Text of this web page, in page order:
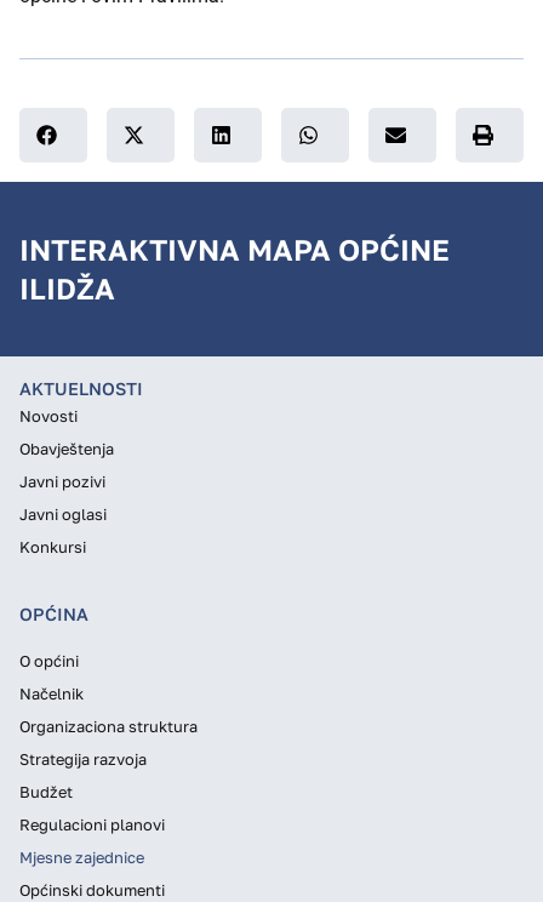
INTERAKTIVNA MAPA OPĆINE
ILIDŽA
AKTUELNOSTI
Novosti
Obavještenja
Javni pozivi
Javni oglasi
Konkursi
OPĆINA
O općini
Načelnik
Organizaciona struktura
Strategija razvoja
Budžet
Regulacioni planovi
Mjesne zajednice
Općinski dokumenti